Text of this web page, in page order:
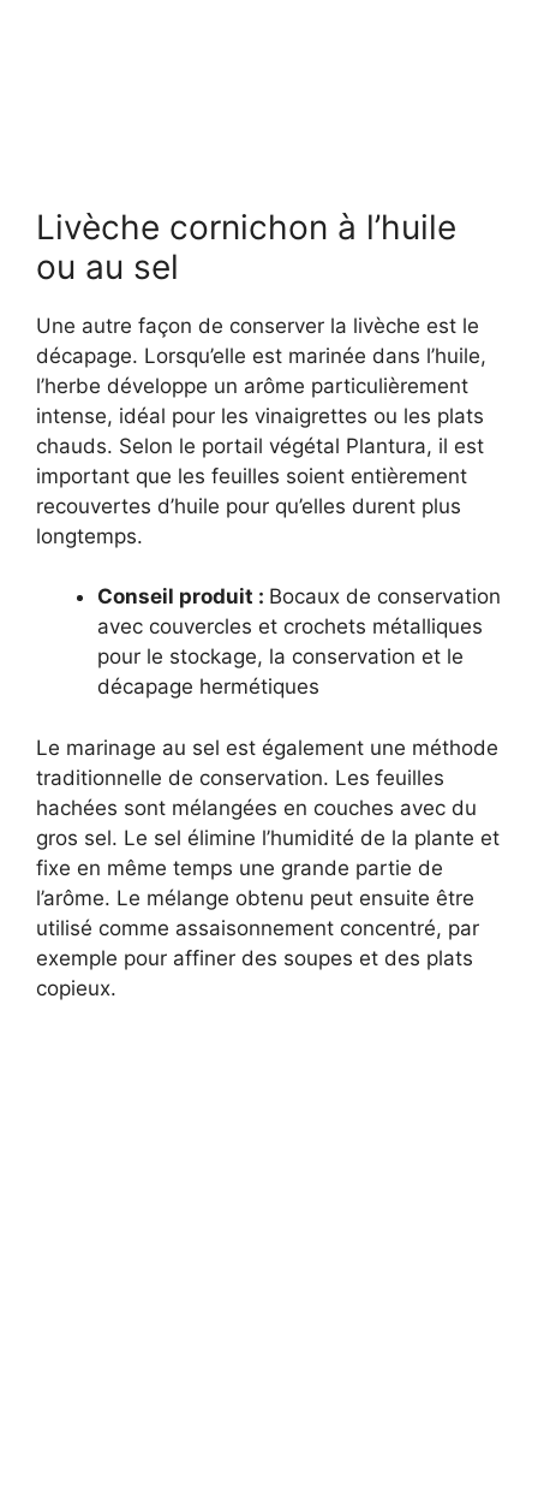
Livèche cornichon à l’huile
ou au sel
Une autre façon de conserver la livèche est le
décapage. Lorsqu’elle est marinée dans l’huile,
l’herbe développe un arôme particulièrement
intense, idéal pour les vinaigrettes ou les plats
chauds. Selon le portail végétal Plantura, il est
important que les feuilles soient entièrement
recouvertes d’huile pour qu’elles durent plus
longtemps.
Conseil produit : Bocaux de conservation
avec couvercles et crochets métalliques
pour le stockage, la conservation et le
décapage hermétiques
Le marinage au sel est également une méthode
traditionnelle de conservation. Les feuilles
hachées sont mélangées en couches avec du
gros sel. Le sel élimine l’humidité de la plante et
fixe en même temps une grande partie de
l’arôme. Le mélange obtenu peut ensuite être
utilisé comme assaisonnement concentré, par
exemple pour affiner des soupes et des plats
copieux.